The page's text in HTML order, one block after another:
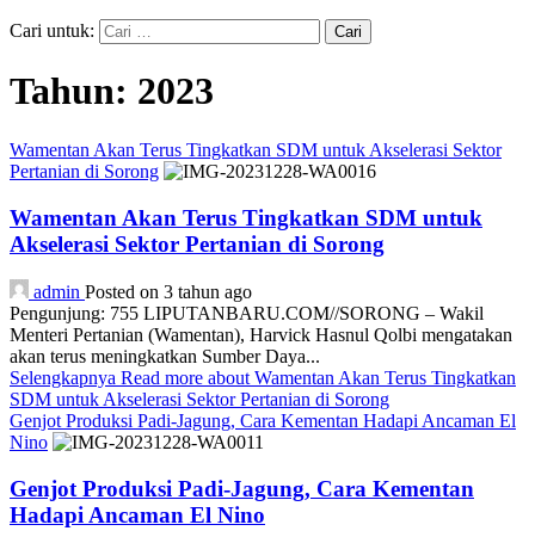
Cari untuk:
Tahun: 2023
Wamentan Akan Terus Tingkatkan SDM untuk Akselerasi Sektor
Pertanian di Sorong
Wamentan Akan Terus Tingkatkan SDM untuk
Akselerasi Sektor Pertanian di Sorong
admin Posted on 3 tahun ago
Pengunjung: 755 LIPUTANBARU.COM//SORONG – Wakil
Menteri Pertanian (Wamentan), Harvick Hasnul Qolbi mengatakan
akan terus meningkatkan Sumber Daya...
Selengkapnya Read more about Wamentan Akan Terus Tingkatkan
SDM untuk Akselerasi Sektor Pertanian di Sorong
Genjot Produksi Padi-Jagung, Cara Kementan Hadapi Ancaman El
Nino
Genjot Produksi Padi-Jagung, Cara Kementan
Hadapi Ancaman El Nino